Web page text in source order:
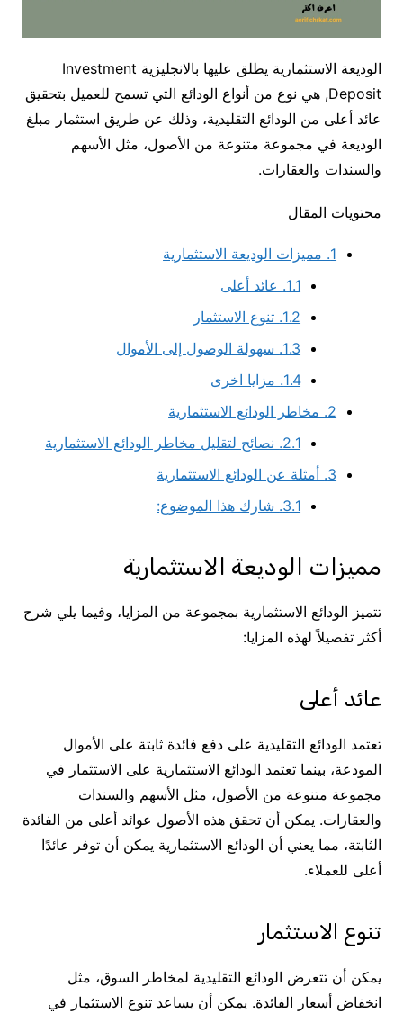
الوديعة الاستثمارية يطلق عليها بالانجليزية Investment
Deposit, هي نوع من أنواع الودائع التي تسمح للعميل بتحقيق
عائد أعلى من الودائع التقليدية، وذلك عن طريق استثمار مبلغ
الوديعة في مجموعة متنوعة من الأصول، مثل الأسهم
والسندات والعقارات.
محتويات المقال
1. مميزات الوديعة الاستثمارية
1.1. عائد أعلى
1.2. تنوع الاستثمار
1.3. سهولة الوصول إلى الأموال
1.4. مزايا اخرى
2. مخاطر الودائع الاستثمارية
2.1. نصائح لتقليل مخاطر الودائع الاستثمارية
3. أمثلة عن الودائع الاستثمارية
3.1. شارك هذا الموضوع:
مميزات الوديعة الاستثمارية
تتميز الودائع الاستثمارية بمجموعة من المزايا، وفيما يلي شرح
أكثر تفصيلاً لهذه المزايا:
عائد أعلى
تعتمد الودائع التقليدية على دفع فائدة ثابتة على الأموال
المودعة، بينما تعتمد الودائع الاستثمارية على الاستثمار في
مجموعة متنوعة من الأصول، مثل الأسهم والسندات
والعقارات. يمكن أن تحقق هذه الأصول عوائد أعلى من الفائدة
الثابتة، مما يعني أن الودائع الاستثمارية يمكن أن توفر عائدًا
أعلى للعملاء.
تنوع الاستثمار
يمكن أن تتعرض الودائع التقليدية لمخاطر السوق، مثل
انخفاض أسعار الفائدة. يمكن أن يساعد تنوع الاستثمار في